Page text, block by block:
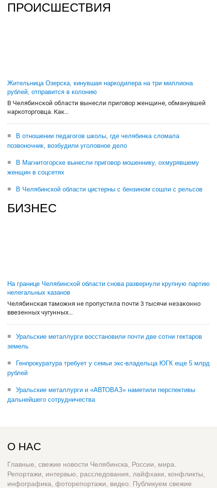
ПРОИСШЕСТВИЯ
Жительница Озерска, кинувшая наркодилера на три миллиона
рублей, отправится в колонию
В Челябинской области вынесли приговор женщине, обманувшей
наркоторговца. Как...
В отношении педагогов школы, где челябинка сломала
позвоночник, возбудили уголовное дело
В Магнитогорске вынесли приговор мошеннику, охмурявшему
женщин в соцсетях
В Челябинской области цистерны с бензином сошли с рельсов
БИЗНЕС
На границе Челябинской области снова развернули крупную партию
нелегальных казанов
Челябинская таможня не пропустила почти 3 тысячи незаконно
ввезенных чугунных...
Уральские металлурги восстановили почти две сотни гектаров
земель
Генпрокуратура требует у семьи экс-владельца ЮГК еще 5 млрд
рублей
Уральские металлурги и «АВТОВАЗ» наметили перспективы
дальнейшего сотрудничества
О НАС
Главные, свежие новости Челябинска, России, мира.
Репортажи, интервью, расследования, лайфхаки, конфликты,
инфографика, фоторепортажи, видео. Публикуем свежие